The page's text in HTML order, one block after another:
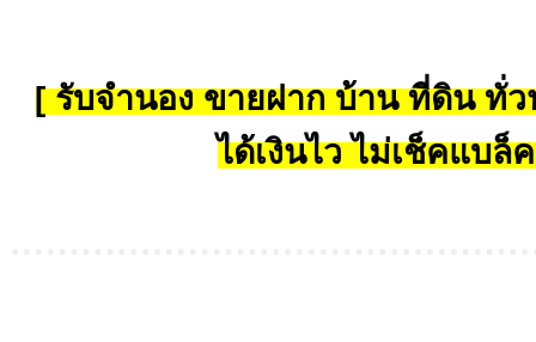
[ รับจำนอง ขายฝาก บ้าน ที่ดิน ทั่ว
ได้เงินไว ไม่เช็คแบล็